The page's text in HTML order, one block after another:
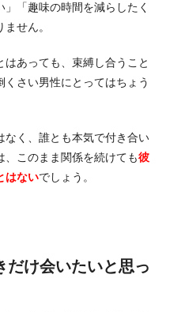
」「趣味の時間を減らしたく
せん。
あっても、束縛し合うこと
さい男性にとってはちょう
なく、誰とも本気で付き合い
、このまま関係を続けても彼
はないでしょう。
だけ会いたいと思っ